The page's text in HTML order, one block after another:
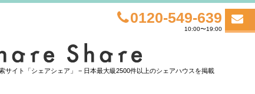
0120-549-639
10:00〜19:00
サイト「シェアシェア」 − 日本最大級2500件以上のシェアハウスを掲載